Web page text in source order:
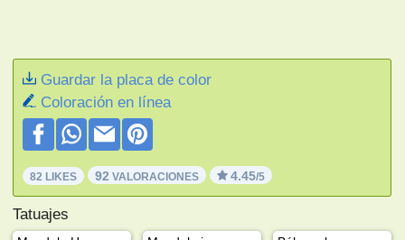
Guardar la placa de color
Coloración en línea
82 LIKES 92 VALORACIONES 4.45/5
Tatuajes